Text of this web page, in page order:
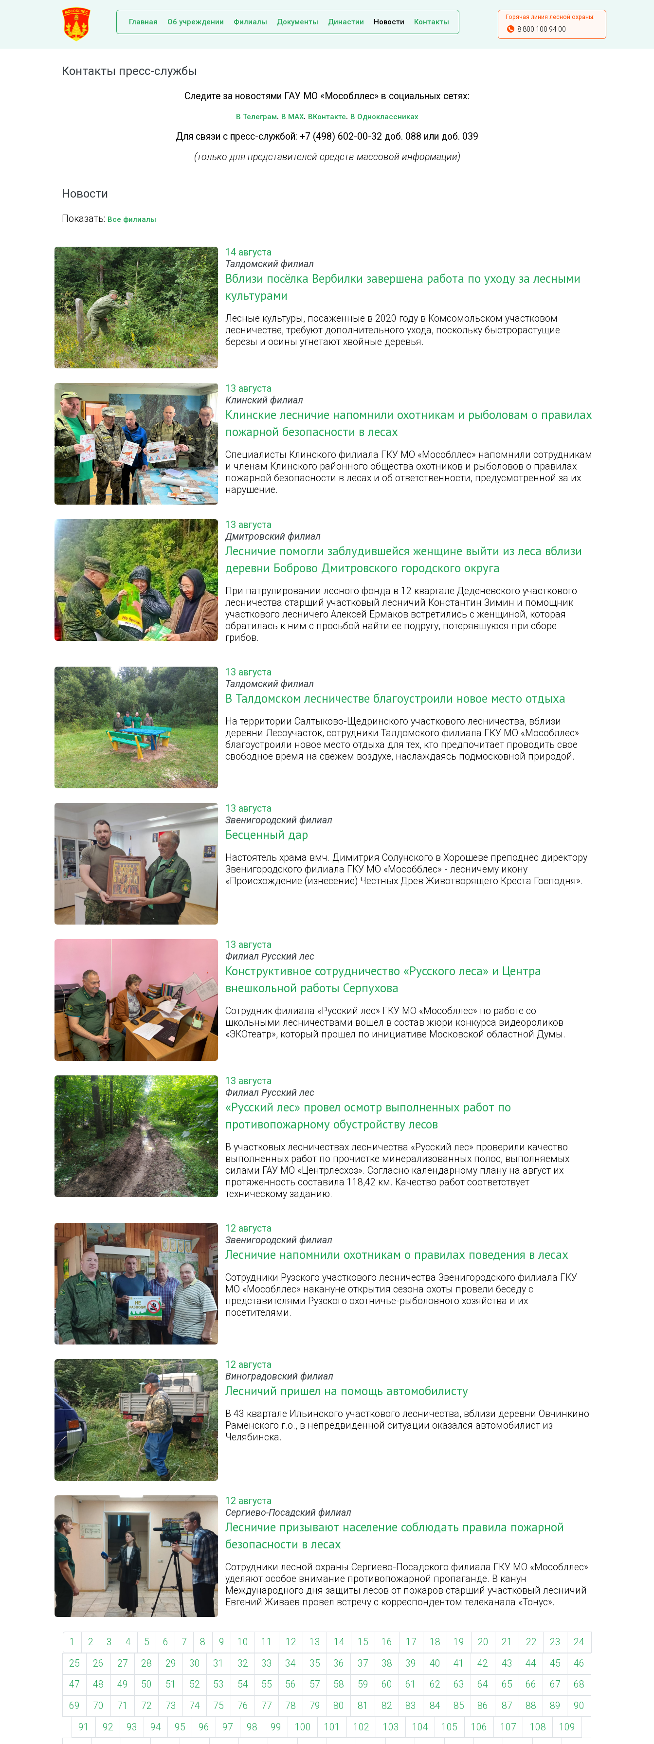
Главная Об учреждении Филиалы Документы Династии Новости Контакты
Горячая линия лесной охраны:
8 800 100 94 00
Контакты пресс-службы
Следите за новостями ГАУ МО «Мособллес» в социальных сетях:
В Телеграм. В MAX. ВКонтакте. В Одноклассниках
Для связи с пресс-службой: +7 (498) 602-00-32 доб. 088 или доб. 039
(только для представителей средств массовой информации)
Новости
Показать: Все филиалы
14 августа
Талдомский филиал
Вблизи посёлка Вербилки завершена работа по уходу за лесными
культурами
Лесные культуры, посаженные в 2020 году в Комсомольском участковом
лесничестве, требуют дополнительного ухода, поскольку быстрорастущие
берёзы и осины угнетают хвойные деревья.
13 августа
Клинский филиал
Клинские лесничие напомнили охотникам и рыболовам о правилах
пожарной безопасности в лесах
Специалисты Клинского филиала ГКУ МО «Мособллес» напомнили сотрудникам
и членам Клинского районного общества охотников и рыболовов о правилах
пожарной безопасности в лесах и об ответственности, предусмотренной за их
нарушение.
13 августа
Дмитровский филиал
Лесничие помогли заблудившейся женщине выйти из леса вблизи
деревни Боброво Дмитровского городского округа
При патрулировании лесного фонда в 12 квартале Деденевского участкового
лесничества старший участковый лесничий Константин Зимин и помощник
участкового лесничего Алексей Ермаков встретились с женщиной, которая
обратилась к ним с просьбой найти ее подругу, потерявшуюся при сборе
грибов.
13 августа
Талдомский филиал
В Талдомском лесничестве благоустроили новое место отдыха
На территории Салтыково-Щедринского участкового лесничества, вблизи
деревни Лесоучасток, сотрудники Талдомского филиала ГКУ МО «Мособллес»
благоустроили новое место отдыха для тех, кто предпочитает проводить свое
свободное время на свежем воздухе, наслаждаясь подмосковной природой.
13 августа
Звенигородский филиал
Бесценный дар
Настоятель храма вмч. Димитрия Солунского в Хорошеве преподнес директору
Звенигородского филиала ГКУ МО «Мособблес» - лесничему икону
«Происхождение (изнесение) Честных Древ Животворящего Креста Господня».
13 августа
Филиал Русский лес
Конструктивное сотрудничество «Русского леса» и Центра
внешкольной работы Серпухова
Сотрудник филиала «Русский лес» ГКУ МО «Мособллес» по работе со
школьными лесничествами вошел в состав жюри конкурса видеороликов
«ЭКОтеатр», который прошел по инициативе Московской областной Думы.
13 августа
Филиал Русский лес
«Русский лес» провел осмотр выполненных работ по
противопожарному обустройству лесов
В участковых лесничествах лесничества «Русский лес» проверили качество
выполненных работ по прочистке минерализованных полос, выполняемых
силами ГАУ МО «Центрлесхоз». Согласно календарному плану на август их
протяженность составила 118,42 км. Качество работ соответствует
техническому заданию.
12 августа
Звенигородский филиал
Лесничие напомнили охотникам о правилах поведения в лесах
Сотрудники Рузского участкового лесничества Звенигородского филиала ГКУ
МО «Мособллес» накануне открытия сезона охоты провели беседу с
представителями Рузского охотничье-рыболовного хозяйства и их
посетителями.
12 августа
Виноградовский филиал
Лесничий пришел на помощь автомобилисту
В 43 квартале Ильинского участкового лесничества, вблизи деревни Овчинкино
Раменского г.о., в непредвиденной ситуации оказался автомобилист из
Челябинска.
12 августа
Сергиево-Посадский филиал
Лесничие призывают население соблюдать правила пожарной
безопасности в лесах
Сотрудники лесной охраны Сергиево-Посадского филиала ГКУ МО «Мособллес»
уделяют особое внимание противопожарной пропаганде. В канун
Международного дня защиты лесов от пожаров старший участковый лесничий
Евгений Живаев провел встречу с корреспондентом телеканала «Тонус».
1 2 3 4 5 6 7 8 9 10 11 12 13 14 15 16 17 18 19 20 21 22 23
24
25
26 27 28 29 30 31 32 33 34 35 36 37 38 39 40 41 42 43 44 45
46
47
48 49 50 51 52 53 54 55 56 57 58 59 60 61 62 63 64 65 66 67
68
69
70 71 72 73 74 75 76 77 78 79 80 81 82 83 84 85 86 87 88 89
90
91
92 93 94 95 96 97 98 99 100 101 102 103 104 105 106 107 108
109